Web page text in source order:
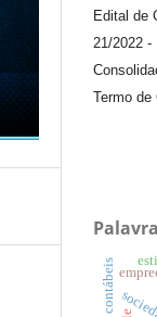
Edital de
21/2022 -
Termo de